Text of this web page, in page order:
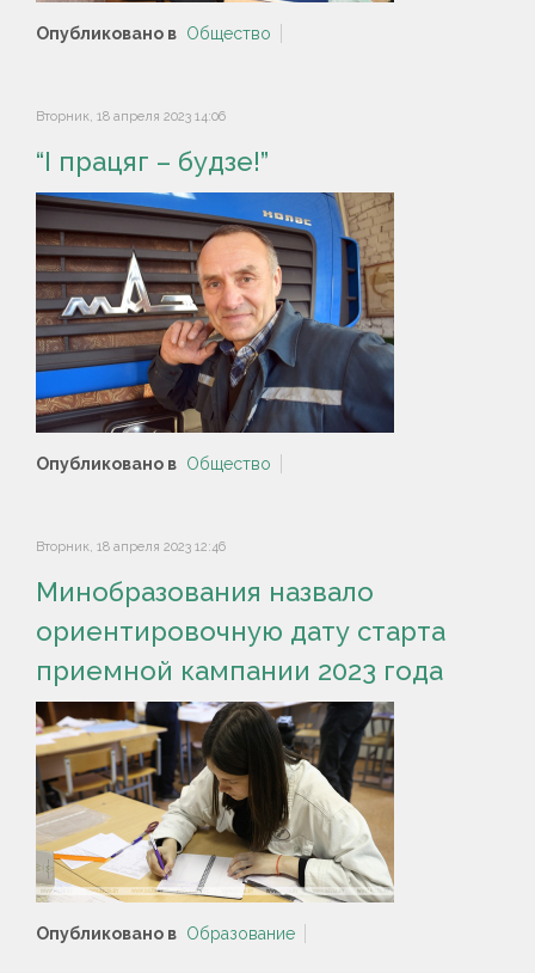
Опубликовано в Общество
Вторник, 18 апреля 2023 14:06
“І працяг – будзе!”
Опубликовано в Общество
Вторник, 18 апреля 2023 12:46
Минобразования назвало
ориентировочную дату старта
приемной кампании 2023 года
Опубликовано в Образование